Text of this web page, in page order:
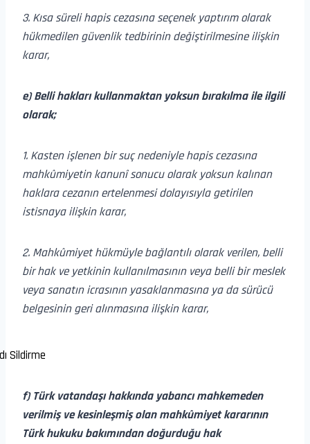
3. Kısa süreli hapis cezasına seçenek yaptırım olarak
hükmedilen güvenlik tedbirinin değiştirilmesine ilişkin
karar,
e) Belli hakları kullanmaktan yoksun bırakılma ile ilgili
olarak;
1. Kasten işlenen bir suç nedeniyle hapis cezasına
mahkûmiyetin kanunî sonucu olarak yoksun kalınan
haklara cezanın ertelenmesi dolayısıyla getirilen
istisnaya ilişkin karar,
2. Mahkûmiyet hükmüyle bağlantılı olarak verilen, belli
bir hak ve yetkinin kullanılmasının veya belli bir meslek
veya sanatın icrasının yasaklanmasına ya da sürücü
belgesinin geri alınmasına ilişkin karar,
f) Türk vatandaşı hakkında yabancı mahkemeden
verilmiş ve kesinleşmiş olan mahkûmiyet kararının
Türk hukuku bakımından doğurduğu hak